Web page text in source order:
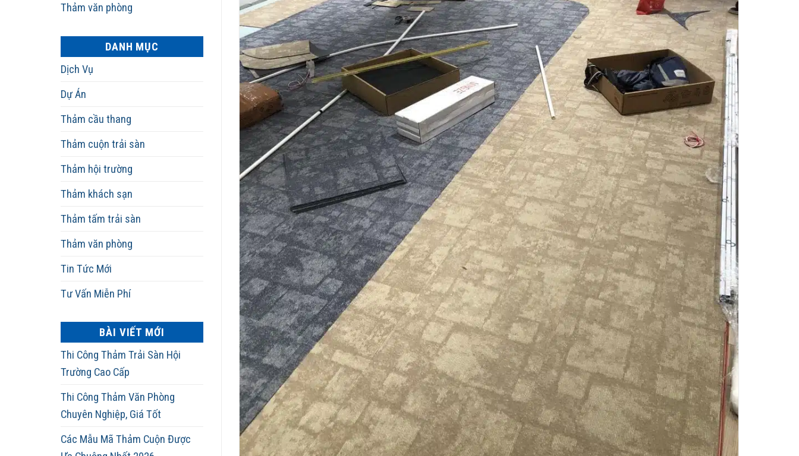
Thảm văn phòng
DANH MỤC
Dịch Vụ
Dự Án
Thảm cầu thang
Thảm cuộn trải sàn
Thảm hội trường
Thảm khách sạn
Thảm tấm trải sàn
Thảm văn phòng
Tin Tức Mới
Tư Vấn Miễn Phí
BÀI VIẾT MỚI
Thi Công Thảm Trải Sàn Hội
Trường Cao Cấp
Thi Công Thảm Văn Phòng
Chuyên Nghiệp, Giá Tốt
Các Mẫu Mã Thảm Cuộn Được